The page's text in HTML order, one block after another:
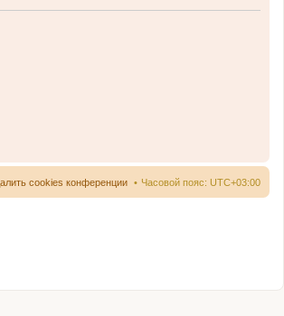
Часовой пояс: UTC+03:00
cookies конференции